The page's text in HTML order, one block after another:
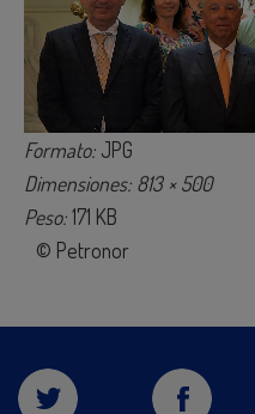
Formato: JPG
Dimensiones: 813 × 500
Peso:171 KB
© Petronor